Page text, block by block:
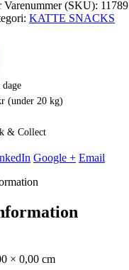
Varenummer (SKU): 11789
KATTE SNACKS
(under 20 kg)
& Collect
Google + Email
× 0,00 cm